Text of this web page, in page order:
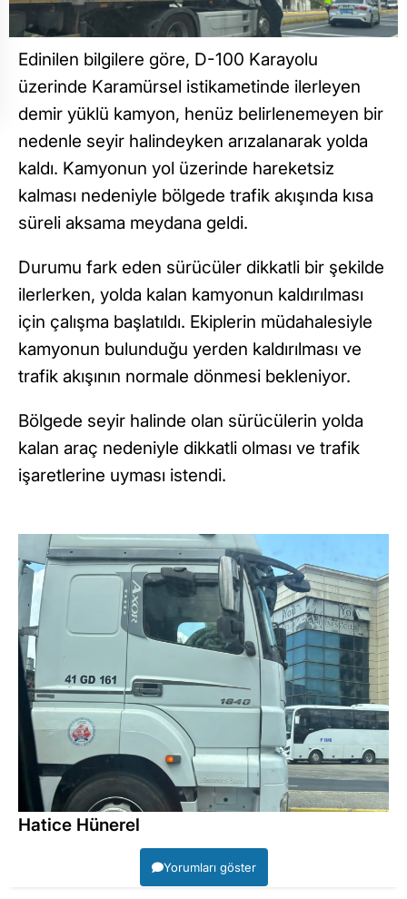
Edinilen bilgilere göre, D-100 Karayolu
üzerinde Karamürsel istikametinde ilerleyen
demir yüklü kamyon, henüz belirlenemeyen bir
nedenle seyir halindeyken arızalanarak yolda
kaldı. Kamyonun yol üzerinde hareketsiz
kalması nedeniyle bölgede trafik akışında kısa
süreli aksama meydana geldi.
Durumu fark eden sürücüler dikkatli bir şekilde
ilerlerken, yolda kalan kamyonun kaldırılması
için çalışma başlatıldı. Ekiplerin müdahalesiyle
kamyonun bulunduğu yerden kaldırılması ve
trafik akışının normale dönmesi bekleniyor.
Bölgede seyir halinde olan sürücülerin yolda
kalan araç nedeniyle dikkatli olması ve trafik
işaretlerine uyması istendi.
Hatice Hünerel
Yorumları göster